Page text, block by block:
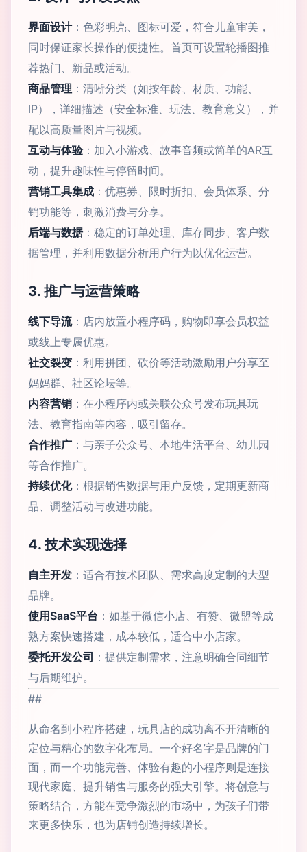
界面设计：色彩明亮、图标可爱，符合儿童审美，
同时保证家长操作的便捷性。首页可设置轮播图推
荐热门、新品或活动。
商品管理 ：清晰分类（如按年龄、材质、功能、
IP），详细描述（安全标准、玩法、教育意义），并
配以高质量图片与视频。
互动与体验：加入小游戏、故事音频或简单的AR互
动，提升趣味性与停留时间。
营销工具集成 ：优惠券、限时折扣、会员体系、分
销功能等，刺激消费与分享。
后端与数据：稳定的订单处理、库存同步、客户数
据管理，并利用数据分析用户行为以优化运营。
3. 推广与运营策略
线下导流：店内放置小程序码，购物即享会员权益
或线上专属优惠。
社交裂变 ：利用拼团、砍价等活动激励用户分享至
妈妈群、社区论坛等。
内容营销 ：在小程序内或关联公众号发布玩具玩
法、教育指南等内容，吸引留存。
合作推广 ：与亲子公众号、本地生活平台、幼儿园
等合作推广。
持续优化：根据销售数据与用户反馈，定期更新商
品、调整活动与改进功能。
4. 技术实现选择
自主开发 ：适合有技术团队、需求高度定制的大型
品牌。
使用SaaS平台 ：如基于微信小店、有赞、微盟等成
熟方案快速搭建，成本较低，适合中小店家。
委托开发公司 ：提供定制需求，注意明确合同细节
与后期维护。
##
从命名到小程序搭建，玩具店的成功离不开清晰的
定位与精心的数字化布局。一个好名字是品牌的门
面，而一个功能完善、体验有趣的小程序则是连接
现代家庭、提升销售与服务的强大引擎。将创意与
策略结合，方能在竞争激烈的市场中，为孩子们带
来更多快乐，也为店铺创造持续增长。